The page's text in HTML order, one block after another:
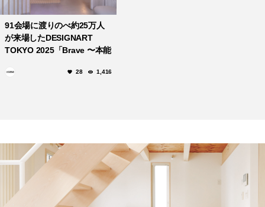
91会場に渡りのべ約25万人
が来場したDESIGNART
TOKYO 2025「Brave 〜本能
28 1,416